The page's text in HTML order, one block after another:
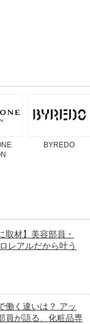
BYREDO
取材】美容部員・
レアルだから叶う
働く違いは？ アッ
員が語る、化粧品専